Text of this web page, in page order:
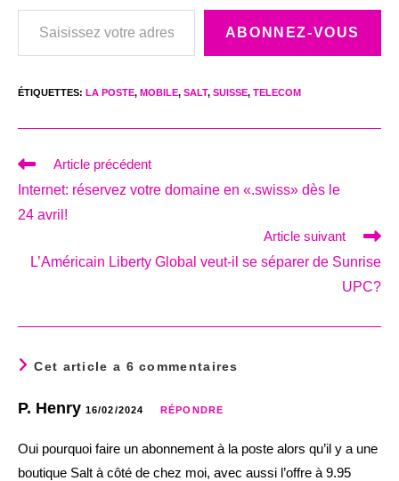
Saisissez votre adresse e-mail…
ABONNEZ-VOUS
ÉTIQUETTES: LA POSTE, MOBILE, SALT, SUISSE, TELECOM
Read
articles
Article précédent
Internet: réservez votre domaine en «.swiss» dès le
24 avril!
Article suivant
L’Américain Liberty Global veut-il se séparer de Sunrise
UPC?
Cet article a 6 commentaires
P. Henry 16/02/2024 RÉPONDRE
Oui pourquoi faire un abonnement à la poste alors qu’il y a une
boutique Salt à côté de chez moi, avec aussi l’offre à 9.95